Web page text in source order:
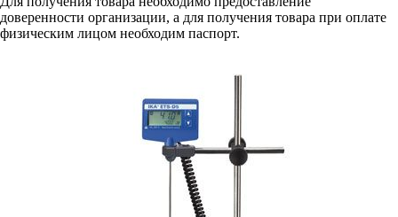
доверенности организации, а для получения товара при оплате
физическим лицом необходим паспорт.